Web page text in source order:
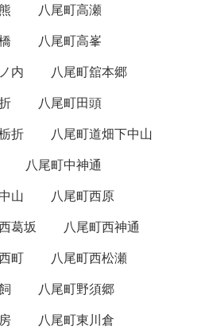
八尾町高瀬
八尾町高峯
内
八尾町舘本郷
八尾町田頭
折
八尾町道畑下中山
八尾町中神通
山
八尾町西原
葛坂
八尾町西神通
町
八尾町西松瀬
八尾町野須郷
八尾町東川倉